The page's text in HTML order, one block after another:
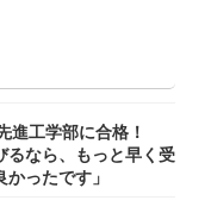
進工学部に合格！
るなら、もっと早く受
ったです」